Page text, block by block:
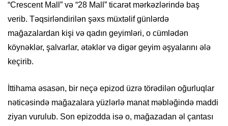
“Crescent Mall” və “28 Mall” ticarət mərkəzlərində baş
verib. Təqsirləndirilən şəxs müxtəlif günlərdə
mağazalardan kişi və qadın geyimləri, o cümlədən
köynəklər, şalvarlar, ətəklər və digər geyim əşyalarını ələ
keçirib.
İttihama əsasən, bir neçə epizod üzrə törədilən oğurluqlar
nəticəsində mağazalara yüzlərlə manat məbləğində maddi
ziyan vurulub. Son epizodda isə o, mağazadan əl çantası